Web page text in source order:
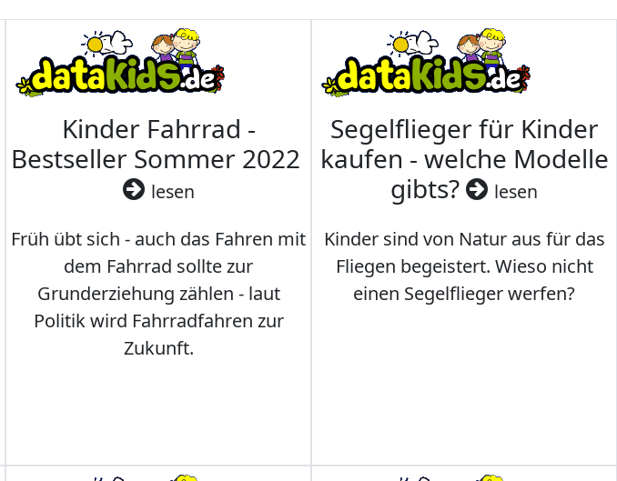
Kinder Fahrrad -
Bestseller Sommer 2022
lesen
Früh übt sich - auch das Fahren mit
dem Fahrrad sollte zur
Grunderziehung zählen - laut
Politik wird Fahrradfahren zur
Zukunft.
Segelflieger für Kinder
kaufen - welche Modelle
gibts?
lesen
Kinder sind von Natur aus für das
Fliegen begeistert. Wieso nicht
einen Segelflieger werfen?